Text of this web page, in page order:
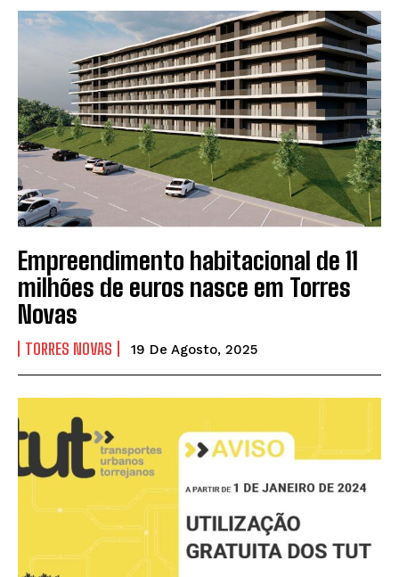
Empreendimento habitacional de 11
milhões de euros nasce em Torres
Novas
TORRES NOVAS 19 De Agosto, 2025